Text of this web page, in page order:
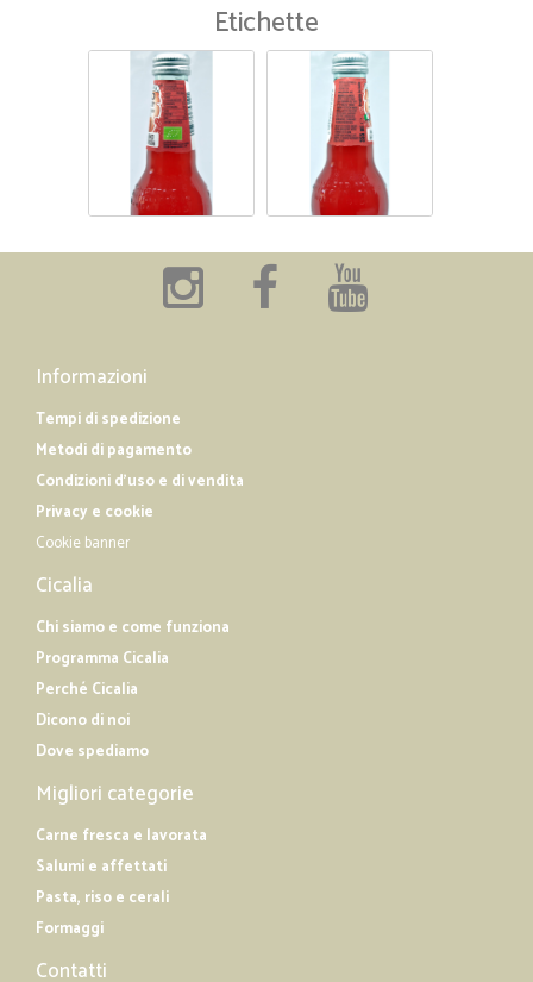
Etichette
Informazioni
Tempi di spedizione
Metodi di pagamento
Condizioni d'uso e di vendita
Privacy e cookie
Cookie banner
Cicalia
Chi siamo e come funziona
Programma Cicalia
Perché Cicalia
Dicono di noi
Dove spediamo
Migliori categorie
Carne fresca e lavorata
Salumi e affettati
Pasta, riso e cerali
Formaggi
Contatti